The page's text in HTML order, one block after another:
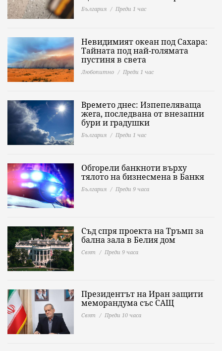
България Преди 1 час
Невидимият океан под Сахара:
Тайната под най-голямата
пустиня в света
Любопитно Преди 1 час
Времето днес: Изпепеляваща
жега, последвана от внезапни
бури и градушки
България Преди 1 час
Обгорели банкноти върху
тялото на бизнесмена в Банкя
България Преди 9 часа
Съд спря проекта на Тръмп за
бална зала в Белия дом
Свят Преди 9 часа
Президентът на Иран защити
меморандума със САЩ
Свят Преди 10 часа